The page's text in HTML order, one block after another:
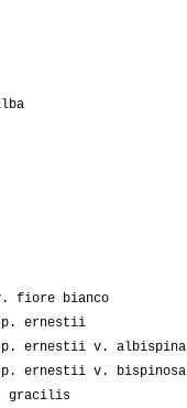
fiore bianco
ernestii
ernestii v. albispina
ernestii v. bispinosa
gracilis